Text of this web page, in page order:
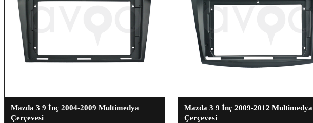
Mazda 3 9 İnç 2004-2009 Multimedya
Çerçevesi
Mazda 3 9 İnç 2009-2012 Multimedya
Çerçevesi